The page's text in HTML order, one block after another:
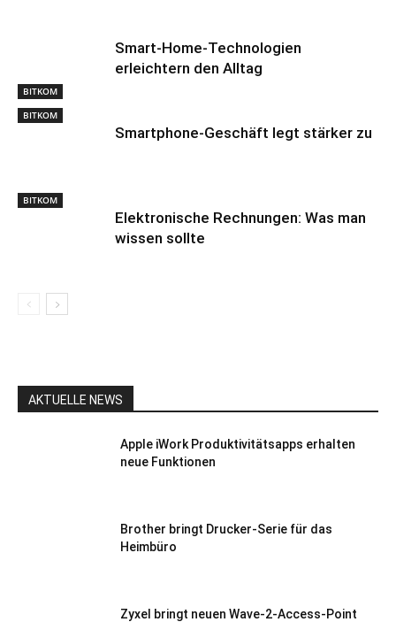
BITKOM
Smart-Home-Technologien
erleichtern den Alltag
BITKOM
Smartphone-Geschäft legt stärker zu
BITKOM
Elektronische Rechnungen: Was man
wissen sollte
AKTUELLE NEWS
Apple iWork Produktivitätsapps erhalten
neue Funktionen
Brother bringt Drucker-Serie für das
Heimbüro
Zyxel bringt neuen Wave-2-Access-Point